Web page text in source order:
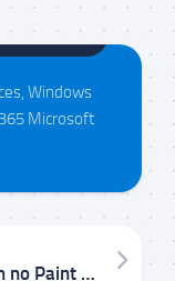
Windows
Microsoft
Remova o Fundo de uma Imagem no Paint do Windows 11